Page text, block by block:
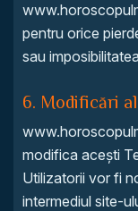
pentru orice
sau
6. Modificări
modifica acești
Utilizatorii vor fi
intermediul site-